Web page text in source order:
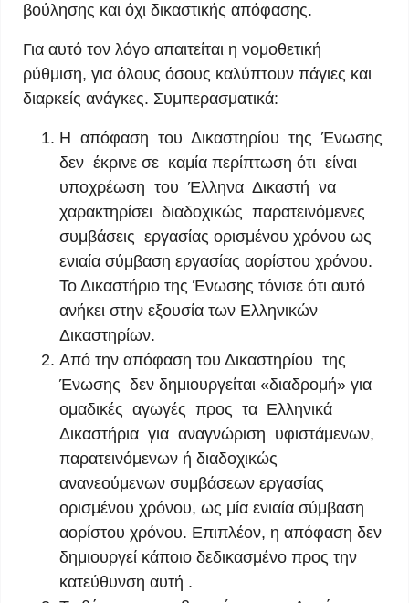
βούλησης και όχι δικαστικής απόφασης.
Για αυτό τον λόγο απαιτείται η νομοθετική
ρύθμιση, για όλους όσους καλύπτουν πάγιες και
διαρκείς ανάγκες. Συμπερασματικά:
Η απόφαση του Δικαστηρίου της Ένωσης
δεν έκρινε σε καμία περίπτωση ότι είναι
υποχρέωση του Έλληνα Δικαστή να
χαρακτηρίσει διαδοχικώς παρατεινόμενες
συμβάσεις εργασίας ορισμένου χρόνου ως
ενιαία σύμβαση εργασίας αορίστου χρόνου.
Το Δικαστήριο της Ένωσης τόνισε ότι αυτό
ανήκει στην εξουσία των Ελληνικών
Δικαστηρίων.
Από την απόφαση του Δικαστηρίου της
Ένωσης δεν δημιουργείται «διαδρομή» για
ομαδικές αγωγές προς τα Ελληνικά
Δικαστήρια για αναγνώριση υφιστάμενων,
παρατεινόμενων ή διαδοχικώς
ανανεούμενων συμβάσεων εργασίας
ορισμένου χρόνου, ως μία ενιαία σύμβαση
αορίστου χρόνου. Επιπλέον, η απόφαση δεν
δημιουργεί κάποιο δεδικασμένο προς την
κατεύθυνση αυτή .